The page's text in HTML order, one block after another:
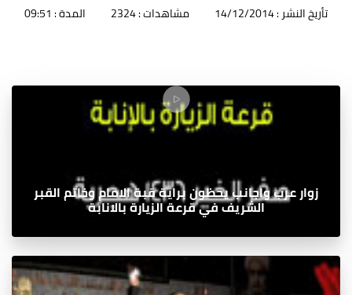
تأريخ النشر : 14/12/2014 مشاهدات : 2324 المدة : 09:51
زوار عرب واجانب يحظون براية قبة الامام وخاتم القبر
الشريف في قرعة الزيارة بالانابة